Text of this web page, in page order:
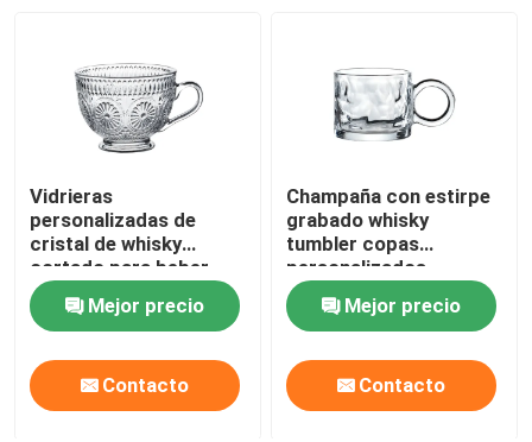
Vidrieras
personalizadas de
cristal de whisky
cortado para beber
jugo de frutas
Mejor precio
Contacto
Champaña con estirpe
grabado whisky
tumbler copas
personalizados
Mejor precio
Contacto